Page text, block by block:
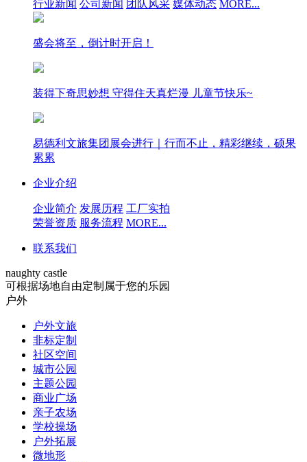
行业新闻 公司新闻 团队风采 媒体动态 MORE...
盛会将至，倒计时开启！
装得下奇思妙想 守得住天真烂漫 儿童节快乐~
易德利文旅集团展会进行｜行而不止，精彩继续，硕果
累累
企业介绍
企业简介 发展历程 工厂实拍
荣誉资质 服务流程 MORE...
联系我们
naughty castle
可根据场地自由定制属于您的乐园
户外
户外文旅
非标定制
社区空间
城市公园
主题公园
商业广场
亲子农场
学校操场
户外拓展
微地形